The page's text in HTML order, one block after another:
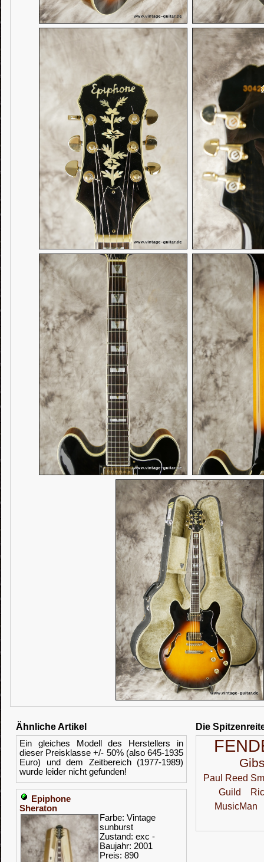
Ähnliche Artikel
Ein gleiches Modell des Herstellers in
dieser Preisklasse +/- 50% (also 645-1935
Euro) und dem Zeitbereich (1977-1989)
wurde leider nicht gefunden!
Epiphone
Sheraton
Farbe: Vintage
sunburst
Zustand: exc -
Baujahr: 2001
Preis: 890
Die
Paul Reed
Guild
MusicMan